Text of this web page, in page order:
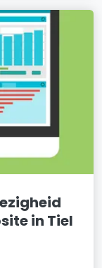
in Tiel